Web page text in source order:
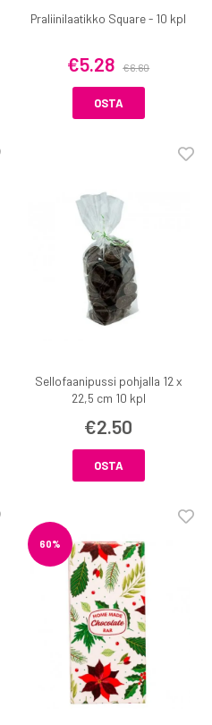
Praliinilaatikko Square - 10 kpl
€5.28 €6.60
OSTA
Sellofaanipussi pohjalla 12 x
22,5 cm 10 kpl
€2.50
OSTA
60%